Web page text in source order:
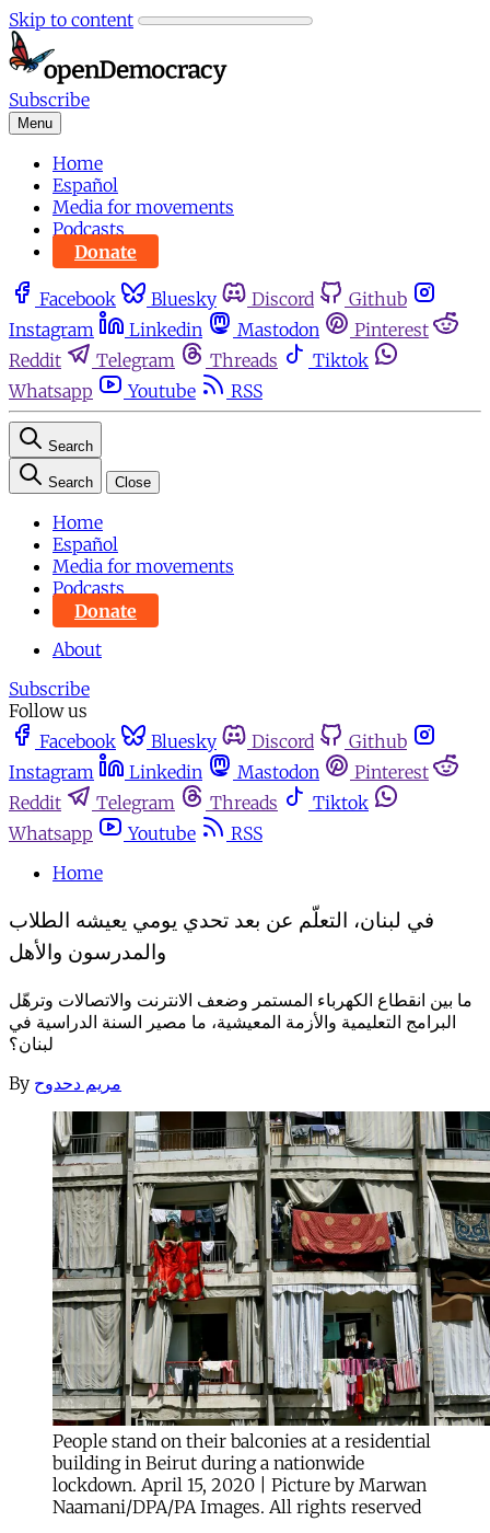
Skip to content
Subscribe
Menu
Home
Español
Media for movements
Podcasts
Donate
Facebook Bluesky Discord
Github
Instagram
Linkedin Mastodon
Pinterest
Reddit
Telegram Threads
Tiktok
Whatsapp
Youtube RSS
Search
Search Close
Home
Español
Media for movements
Podcasts
Donate
About
Subscribe
Follow us
Facebook
Bluesky Discord
Github
Instagram
Linkedin Mastodon
Pinterest
Reddit
Telegram Threads
Tiktok
Whatsapp
Youtube
RSS
Home
في لبنان، التعلّم عن بعد تحدي يومي يعيشه الطلاب
والمدرسون والأهل
ما بين انقطاع الكهرباء المستمر وضعف الانترنت والاتصالات وترهّل
البرامج التعليمية والأزمة المعيشية، ما مصير السنة الدراسية في
لبنان؟
By مريم دحدوح
People stand on their balconies at a residential
building in Beirut during a nationwide
lockdown. April 15, 2020 | Picture by Marwan
Naamani/DPA/PA Images. All rights reserved